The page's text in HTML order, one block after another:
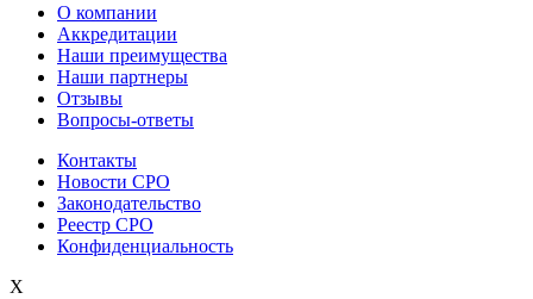
О компании
Аккредитации
Наши преимущества
Наши партнеры
Отзывы
Вопросы-ответы
Контакты
Новости СРО
Законодательство
Реестр СРО
Конфиденциальность
X